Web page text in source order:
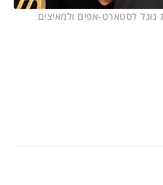
גוגל לסטארט-אפים ולמאיצים.